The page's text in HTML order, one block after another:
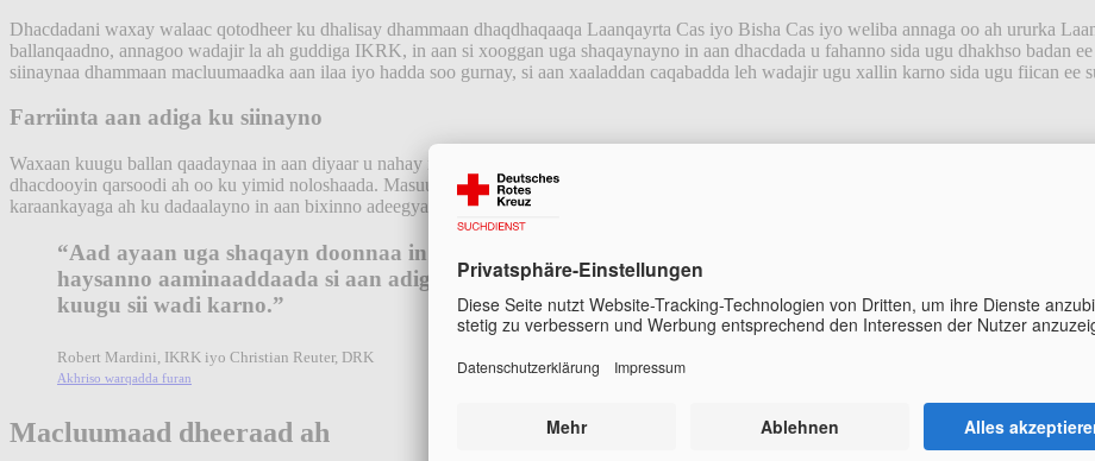
Dhacdadani waxay walaac qotodheer ku dhalisay dhammaan dhaqdhaqaaqa Laanqayrta Cas iyo Bisha Cas iyo weliba annaga oo ah ururka
ballanqaadno, annagoo wadajir la ah guddiga IKRK, in aan si xooggan uga shaqaynayno in aan dhacdada u fahanno sida ugu dhakhso badan
siinaynaa dhammaan macluumaadka aan ilaa iyo hadda soo gurnay, si aan xaaladdan caqabadda leh wadajir ugu xallin karno sida ugu fiican ee
Farriinta aan adiga ku siinayno
Waxaan kuugu ballan qaadaynaa in aan diyaar u nahay in aan kaa caawinno xaaladdan adag. Waxaan og nahay in aad annaga nagu aamintay
dhacdooyin qarsoodi ah oo ku yimid noloshaada. Masuuliyaddan wax fudud uma aragno. Waxaan rabnaa in aad ogaato annagoo wadajir u ah
karaankayaga ah ku dadaalayno in aan bixinno adeegyada aan ugu baaqno ama u soo bandhigno dunida oo dhan.
“Aad ayaan uga shaqayn doonnaa in aan
haysanno aaminaaddaada si aan adiga adeegga
kuugu sii wadi karno.”
Robert Mardini, IKRK iyo Christian Reuter, DRK
Akhriso warqadda furan
Macluumaad dheeraad ah